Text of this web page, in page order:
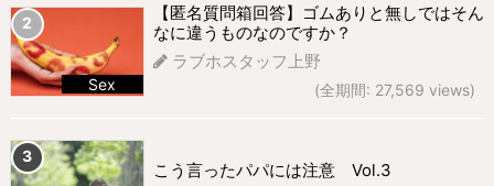
Sex
【匿名質問箱回答】ゴムありと無しではそん
なに違うものなのですか？
ラブホスタッフ上野
(全期間: 27,569 views)
こう言ったパパには注意 Vol.3